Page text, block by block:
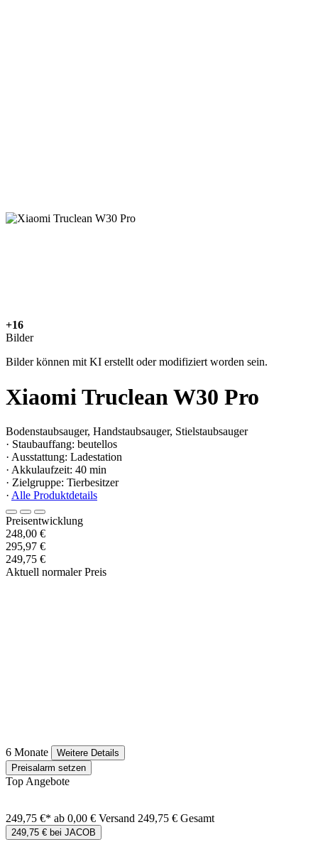
+16
Bilder
Bilder können mit KI erstellt oder modifiziert worden sein.
Xiaomi Truclean W30 Pro
Bodenstaubsauger, Handstaubsauger, Stielstaubsauger
· Staubauffang: beutellos
· Ausstattung: Ladestation
· Akkulaufzeit: 40 min
· Zielgruppe: Tierbesitzer
· Alle Produktdetails
Preisentwicklung
248,00 €
295,97 €
249,75 €
Aktuell normaler Preis
6 Monate
Weitere Details
Preisalarm setzen
Top Angebote
249,75 €* ab 0,00 € Versand 249,75 € Gesamt
249,75 € bei JACOB